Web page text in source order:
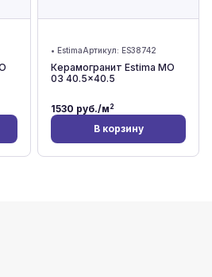
• EstimaАртикул: ES38742
Керамогранит Estima MO
03 40.5x40.5
1530 руб./м2
В корзину